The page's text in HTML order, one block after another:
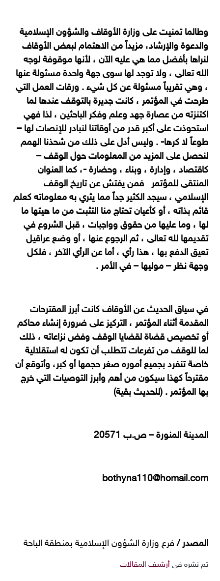
وطالما تمنيت على وزارة الأوقاف والشؤون الإسلامية
والدعوة والإرشاد، مزيداً من الاهتمام لبعض الأوقاف
لنراها بأفضل مما هي عليه الآن ، لأنها موقوفة لوجه
الله تعالى ، ولا توجد لها سوى جهة واحدة مسئولة عنها
، وهي تقريباً مسئولة عن كل شيء . ورقات العمل التي
طرحت في المؤتمر ، كانت جديرة بالتوقف عندها لما
اكتنزته من عصارة جهد وعلم وفكر الباحثين ، لذا فهي
استحوذت على أكبر قدر من أوقاتنا لنبادر للإنصات لها –
طوعاً لا كرها- . وليس أدل على ذلك من شحذنا الهمم
لنحصل على المزيد من المعلومات حول الوقف –
كاقتصاد ، وإدارة ، وبناء ، وحضارة -، كما العنوان
المنتقى للمؤتمر فمن يفتش عن تاريخ الوقف
الإسلامي ، سيجد الكثير جداً مما يثري به معلوماته كعلم
قائم بذاته ، أو كأعيان تحتاج منا التثبت من ما هيتها ما
لها ، وما عليها من حقوق وواجبات ، قبل الشروع في
تقديمها لله تعالى ، ثم الرجوع عنها ، أو وضع عراقيل
تعيق الدفع بها ، هذا رأي ، أما عن الرأي الآخر ، فلكل
وجهة نظر – موليها – في الأمر .
في سياق الحديث عن الأوقاف كانت أبرز المقترحات
المقدمة أثناء المؤتمر ، التركيز على ضرورة إنشاء محاكم
أو تخصيص قضاة لقضايا الوقف وفض نزاعاته ، ذلك
لما للوقف من تفرعات تتطلب أن تكون له استقلالية
خاصة تنفرد بجميع أموره صغر حجمها أو كبر، وأتوقع أن
مقترحاً كهذا سيكون من أهم وأبرز التوصيات التي خرج
بها المؤتمر . (للحديث بقية)
المدينة المنورة – ص.ب 20571‏
bothyna110@homail.com
المصدر /فرع وزارة الشؤون الإسلامية بمنطقة الباحة
تم نشره في أرشيف المقالات